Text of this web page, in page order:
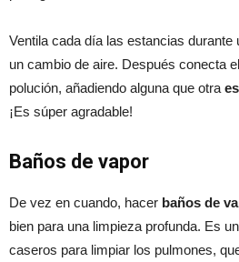
Ventila cada día las estancias
un cambio de aire. Después conecta
polución, añadiendo alguna que otra
¡Es súper agradable!
Baños de vapor
De vez en cuando, hacer baños de
bien para una limpieza profunda. Es
caseros para limpiar los pulmones,